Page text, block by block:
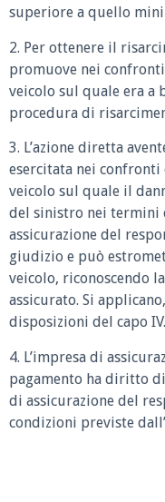
superiore a quello
2. Per ottenere il
promuove nei
veicolo sul quale era a
procedura di
3. L’azione diretta
esercitata nei confronti
veicolo sul quale il
del sinistro nei termini
assicurazione del
giudizio e può
veicolo, riconoscendo
assicurato. Si
disposizioni del capo IV.
4. L’impresa di
pagamento ha diritto
di assicurazione del
condizioni previste